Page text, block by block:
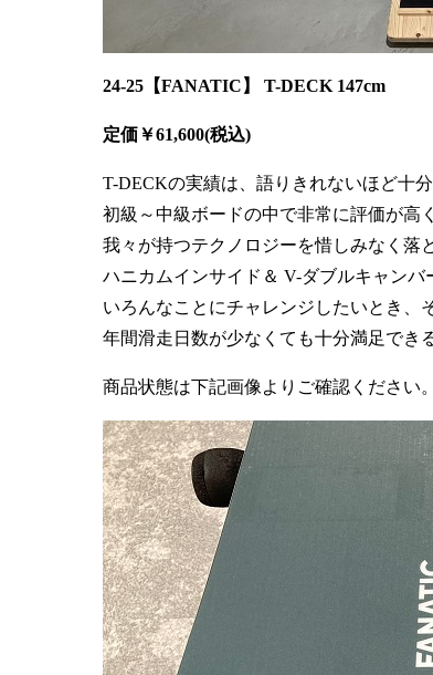
24-25【FANATIC】 T-DECK 147cm
定価￥61,600(税込)
T-DECKの実績は、語りきれないほど十分
初級～中級ボードの中で非常に評価が高
我々が持つテクノロジーを惜しみなく落
ハニカムインサイド＆ V-ダブルキャンバ
いろんなことにチャレンジしたいとき、
年間滑走日数が少なくても十分満足でき
商品状態は下記画像よりご確認ください。